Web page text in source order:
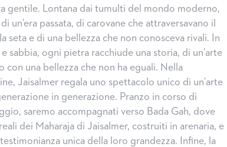
gentile. Lontana dai tumulti del mondo moderno,
un’era passata, di carovane che attraversavano il
seta e di una bellezza che non conosceva rivali. In
sabbia, ogni pietra racchiude una storia, di un’arte
con una bellezza che non ha eguali. Nella
Jaisalmer regala uno spettacolo unico di un’arte
in generazione. Pranzo in corso di
saremo accompagnati verso Bada Gah, dove
dei Maharaja di Jaisalmer, costruiti in arenaria, e
unica della loro grandezza. Infine, la